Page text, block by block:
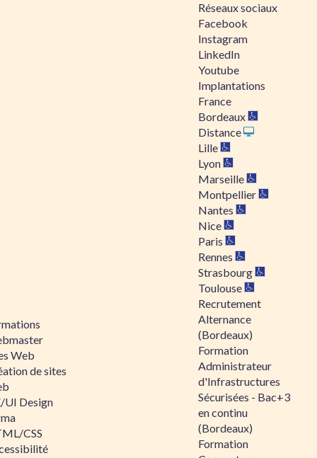
Web
de sites
UI Design
CSS
Réseaux sociaux
Facebook
Instagram
LinkedIn
Youtube
Implantations
France
Bordeaux
Distance
Lille
Lyon
Marseille
Montpellier
Nantes
Nice
Paris
Rennes
Strasbourg
Toulouse
Recrutement
Alternance
(Bordeaux)
Formation
Administrateur
d'Infrastructures
Sécurisées - Bac+3
en continu
(Bordeaux)
Formation